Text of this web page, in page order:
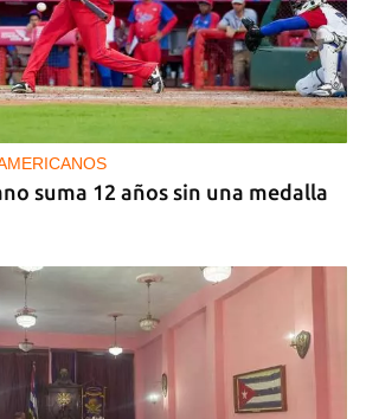
a la OEA convocar a los
"tomar medidas" contra las
suma 12 años sin una medalla